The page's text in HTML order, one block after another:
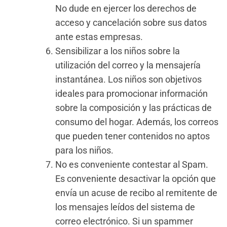
No dude en ejercer los derechos de
acceso y cancelación sobre sus datos
ante estas empresas.
Sensibilizar a los niños sobre la
utilización del correo y la mensajería
instantánea. Los niños son objetivos
ideales para promocionar información
sobre la composición y las prácticas de
consumo del hogar. Además, los correos
que pueden tener contenidos no aptos
para los niños.
No es conveniente contestar al Spam.
Es conveniente desactivar la opción que
envía un acuse de recibo al remitente de
los mensajes leídos del sistema de
correo electrónico. Si un spammer